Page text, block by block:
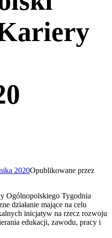
2020Opublikowane przez
Ogólnopolskiego Tygodnia
działanie mające na celu
inicjatyw na rzecz rozwoju
edukacji, zawodu, pracy i